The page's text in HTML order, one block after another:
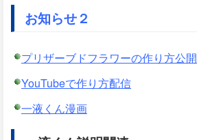
お知らせ２
プリザーブドフラワーの作り方公開
YouTubeで作り方配信
一液くん漫画